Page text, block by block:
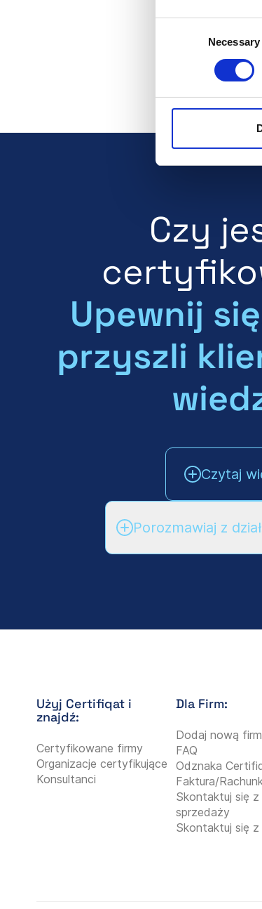
Necessary
Czy
Upewnij
przyszli
Czytaj
Porozmawiaj z
Użyj Certifiqat i
znajdź:
Certyfikowane firmy
Organizacje certyfikujące
Konsultanci
Dla Firm:
Dodaj nową
FAQ
Odznaka
Faktura/
Skontaktuj się z
sprzedaży
Skontaktuj się z